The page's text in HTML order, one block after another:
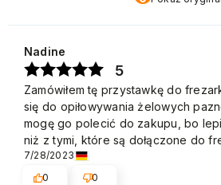
Nadine
5
Zamówiłem tę przystawkę do
się do opiłowywania żelowych
mogę go polecić do zakupu, bo
niż z tymi, które są dołączone do
7/28/2023
0
0